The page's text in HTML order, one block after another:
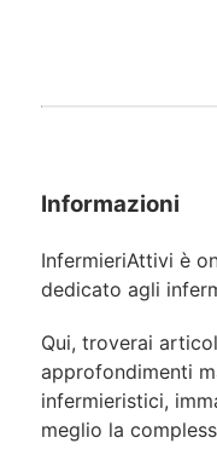
Informazioni
InfermieriAttivi è
dedicato agli
Qui, troverai
approfondimenti
infermieristici,
meglio la